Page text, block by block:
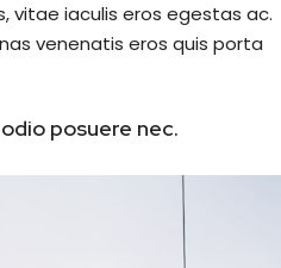
vitae iaculis eros egestas ac.
venenatis eros quis porta
posuere nec.